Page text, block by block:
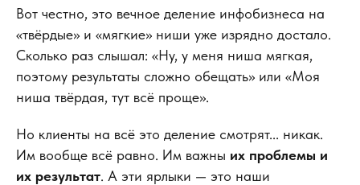
Вот честно, это вечное деление инфобизнеса на
«твёрдые» и «мягкие» ниши уже изрядно достало.
Сколько раз слышал: «Ну, у меня ниша мягкая,
поэтому результаты сложно обещать» или «Моя
ниша твёрдая, тут всё проще».
Но клиенты на всё это деление смотрят... никак.
Им вообще всё равно. Им важны их проблемы и
их результат. А эти ярлыки — это наши